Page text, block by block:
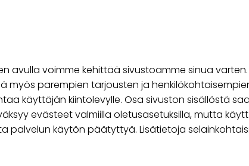
avulla voimme kehittää sivustoamme sinua
parempien tarjousten ja
käyttäjän kiintolevylle. Osa sivuston sisällöstä
evästeet valmiilla oletusasetuksilla, mutta
palvelun käytön päätyttyä. Lisätietoja